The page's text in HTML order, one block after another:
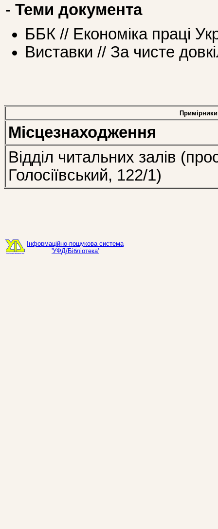
- Теми документа
ББК // Економіка праці
Виставки // За чисте
Примірники
Місцезнаходження
Відділ читальних залів
Голосіївський, 122/1)
Інформаційно-пошукова система
'УФД/Бібліотека'